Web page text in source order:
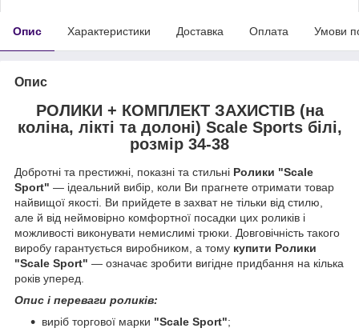
Опис Характеристики Доставка Оплата Умови
Опис
РОЛИКИ + КОМПЛЕКТ ЗАХИСТІВ (на
коліна, лікті та долоні) Scale Sports білі,
розмір 34-38
Добротні та престижні, показні та стильні Ролики "Scale
Sport" — ідеальний вибір, коли Ви прагнете отримати товар
найвищої якості. Ви прийдете в захват не тільки від стилю,
але й від неймовірно комфортної посадки цих роликів і
можливості виконувати немислимі трюки. Довговічність такого
виробу гарантується виробником, а тому купити Ролики
"Scale Sport" — означає зробити вигідне придбання на кілька
років уперед.
Опис і переваги роликів:
виріб торгової марки "Scale Sport";